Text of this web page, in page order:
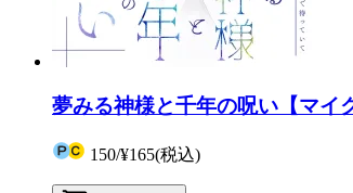
夢みる神様と千年の呪い【マイ
150/¥165(税込)